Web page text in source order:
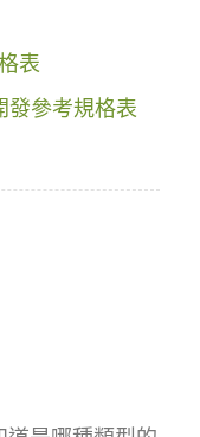
表
參考規格表